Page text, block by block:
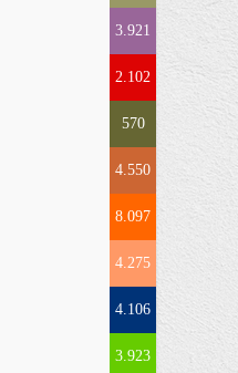
3.921
2.102
570
4.550
8.097
4.275
4.106
3.923